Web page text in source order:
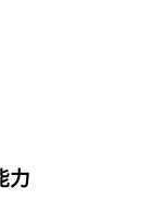
力